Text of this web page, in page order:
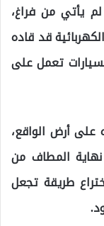
يأتي من فراغ،
قد قاده
تعمل على
على أرض الواقع،
المطاف من
طريقة تجعل